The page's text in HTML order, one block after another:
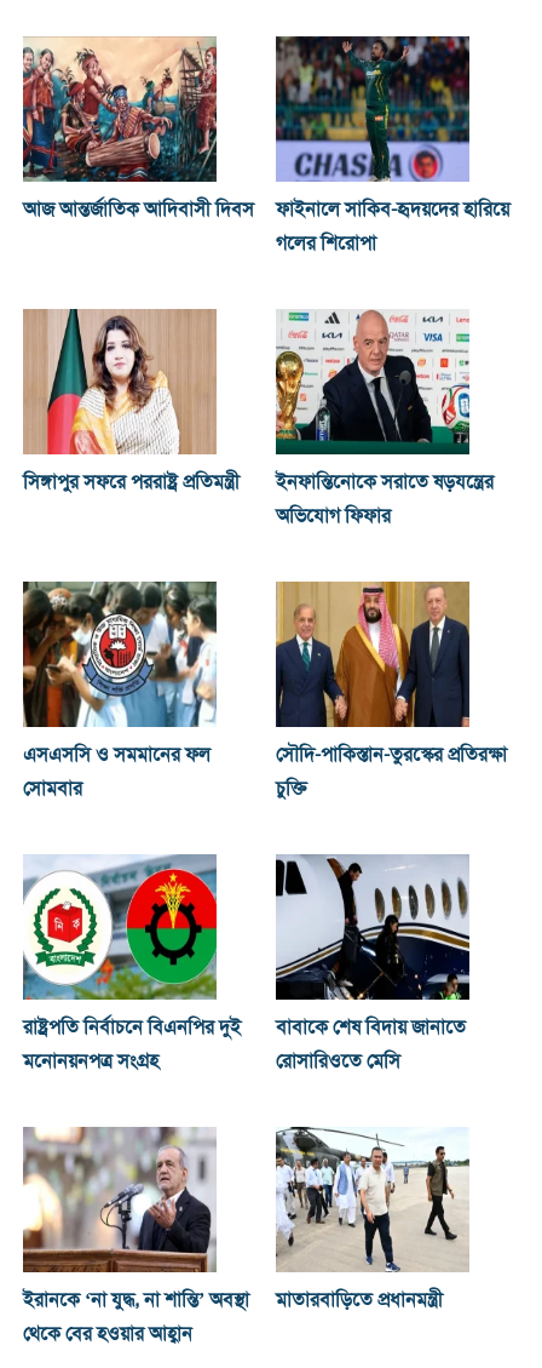
আজ আন্তর্জাতিক আদিবাসী দিবস
ফাইনালে সাকিব-হৃদয়দের হারিয়ে
গলের শিরোপা
সিঙ্গাপুর সফরে পররাষ্ট্র প্রতিমন্ত্রী
ইনফান্তিনোকে সরাতে ষড়যন্ত্রের
অভিযোগ ফিফার
এসএসসি ও সমমানের ফল
সোমবার
সৌদি-পাকিস্তান-তুরস্কের প্রতিরক্ষা
চুক্তি
রাষ্ট্রপতি নির্বাচনে বিএনপির দুই
মনোনয়নপত্র সংগ্রহ
বাবাকে শেষ বিদায় জানাতে
রোসারিওতে মেসি
ইরানকে ‘না যুদ্ধ, না শান্তি’ অবস্থা
থেকে বের হওয়ার আহ্বান
মাতারবাড়িতে প্রধানমন্ত্রী